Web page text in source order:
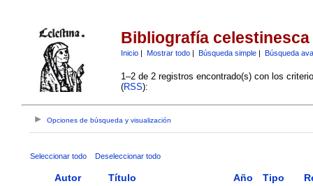
Bibliografía celestinesca
Inicio| Mostrar todo| Búsqueda simple| Búsqueda
1–2 de 2 registros encontrado(s) con los
(RSS):
Opciones de búsqueda y visualización
Seleccionar todo Deseleccionar todo
Autor Título Año Tipo